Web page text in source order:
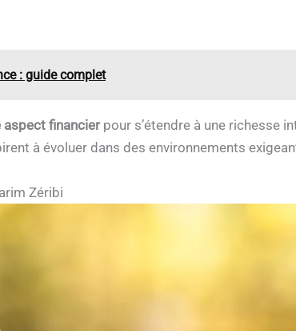
: guide complet
financierpour s’étendre à une richesse
à évoluer dans des environnements
Zéribi